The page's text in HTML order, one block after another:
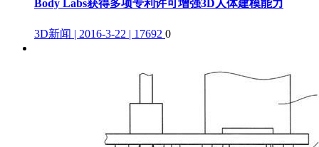
Body Labs获得多项专利许可增强3D人体建模能力
3D新闻 | 2016-3-22 | 17692 0